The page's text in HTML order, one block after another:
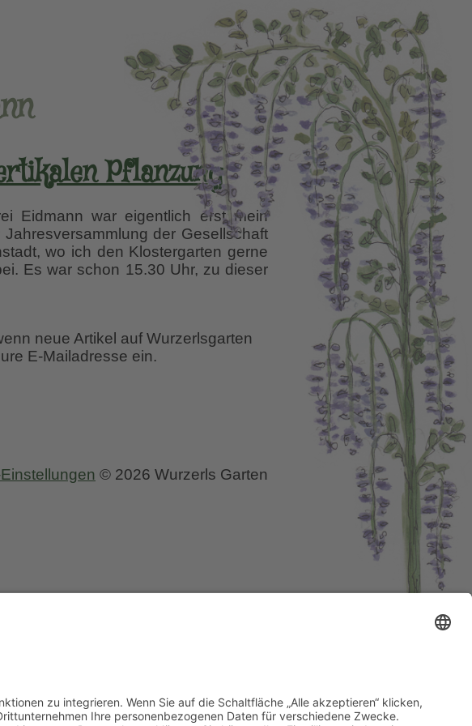
Pflanzung
Eidmann war eigentlich erst mein
der Gesellschaft
wo ich den Klostergarten gerne
Es war schon 15.30 Uhr, zu dieser
neue Artikel auf Wurzerlsgarten
E-Mailadresse ein.
© 2026 Wurzerls Garten